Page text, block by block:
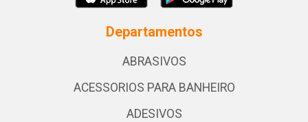
Departamentos
ABRASIVOS
ACESSORIOS PARA BANHEIRO
ADESIVOS